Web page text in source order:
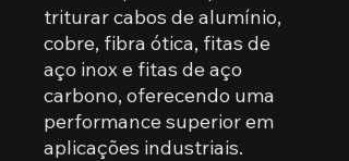
triturar cabos de alumínio,
cobre, fibra ótica, fitas de
aço inox e fitas de aço
carbono, oferecendo uma
performance superior em
aplicações industriais.